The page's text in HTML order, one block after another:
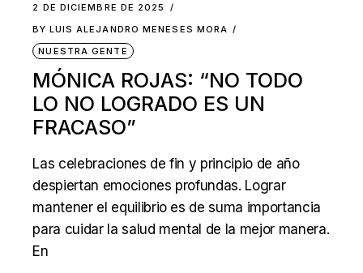
2 DE DICIEMBRE DE 2025
BY LUIS ALEJANDRO MENESES MORA
NUESTRA GENTE
MÓNICA ROJAS: “NO TODO
LO NO LOGRADO ES UN
FRACASO”
Las celebraciones de fin y principio de año
despiertan emociones profundas. Lograr
mantener el equilibrio es de suma importancia
para cuidar la salud mental de la mejor manera.
En